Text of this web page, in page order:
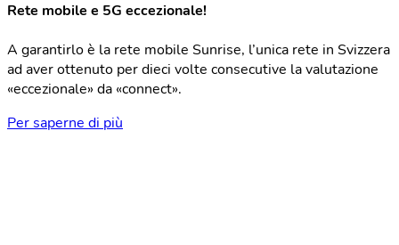
Rete mobile e 5G eccezionale!
A garantirlo è la rete mobile Sunrise, l’unica rete in Svizzera
ad aver ottenuto per dieci volte consecutive la valutazione
«eccezionale» da «connect».
Per saperne di più